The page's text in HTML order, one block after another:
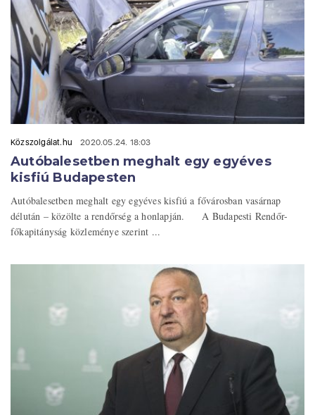
Közszolgálat.hu 2020.05.24. 18:03
Autóbalesetben meghalt egy egyéves
kisfiú Budapesten
Autóbalesetben meghalt egy egyéves kisfiú a fővárosban vasárnap
délután – közölte a rendőrség a honlapján. A Budapesti Rendőr-
főkapitányság közleménye szerint ...